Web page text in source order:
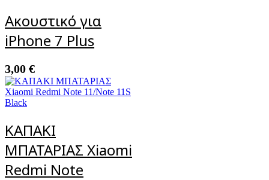
Ακουστικό για
iPhone 7 Plus
3,00 €
ΚΑΠΑΚΙ
ΜΠΑΤΑΡΙΑΣ Xiaomi
Redmi Note